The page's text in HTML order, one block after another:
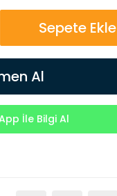
Sepete Ekle
Al
İle Bilgi Al